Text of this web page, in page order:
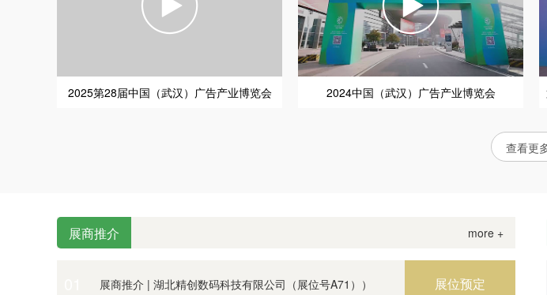
2025第28届中国（武汉）广告产业博览会 2024中国（武汉）广告产业博览会
查看更
展商推介 more +
展商推介 | 湖北精创数码科技有限公司（展位号A71）） 展位预定
展商推介 | 湖北省珠盛文化创意有限公司（展位号A59）
展商推介 | 立标木艺公司邀您观展